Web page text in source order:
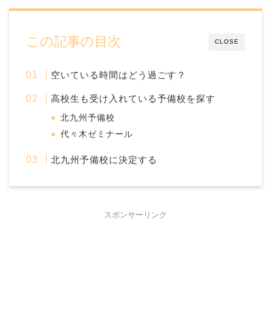
CLOSE
この記事の目次
空いている時間はどう過ごす？
高校生も受け入れている予備校を探す
北九州予備校
代々木ゼミナール
北九州予備校に決定する
スポンサーリンク